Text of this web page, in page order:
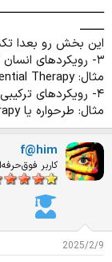
ــــــــــ
این بخش رو بعدا
۳- رویکردهای انسان گرایانه (Humanistic therapy):
مثال: Existential Therapy و eft
۴- رویکردهای ترکیبی:
مثال: طرحواره یا Schema Therapy و eft
f@him
کاربر
2025/2/9